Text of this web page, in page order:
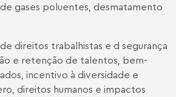
gases poluentes, desmatamento
direitos trabalhistas e d segurança
e retenção de talentos, bem-
incentivo à diversidade e
direitos humanos e impactos